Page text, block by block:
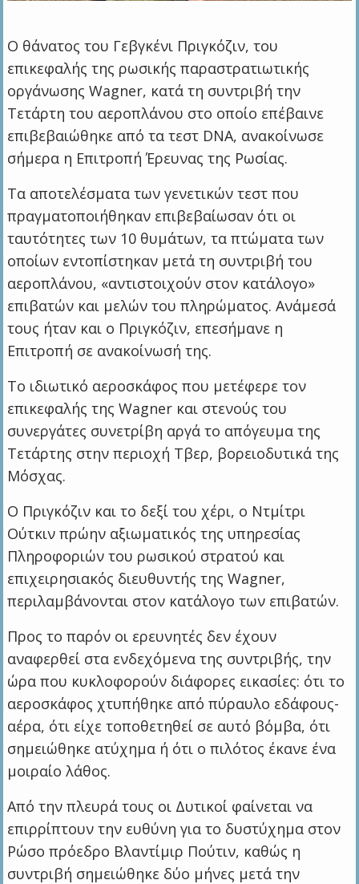
Ο θάνατος του Γεβγκένι Πριγκόζιν, του
επικεφαλής της ρωσικής παραστρατιωτικής
οργάνωσης Wagner, κατά τη συντριβή την
Τετάρτη του αεροπλάνου στο οποίο επέβαινε
επιβεβαιώθηκε από τα τεστ DNA, ανακοίνωσε
σήμερα η Επιτροπή Έρευνας της Ρωσίας.
Τα αποτελέσματα των γενετικών τεστ που
πραγματοποιήθηκαν επιβεβαίωσαν ότι οι
ταυτότητες των 10 θυμάτων, τα πτώματα των
οποίων εντοπίστηκαν μετά τη συντριβή του
αεροπλάνου, «αντιστοιχούν στον κατάλογο»
επιβατών και μελών του πληρώματος. Ανάμεσά
τους ήταν και ο Πριγκόζιν, επεσήμανε η
Επιτροπή σε ανακοίνωσή της.
Το ιδιωτικό αεροσκάφος που μετέφερε τον
επικεφαλής της Wagner και στενούς του
συνεργάτες συνετρίβη αργά το απόγευμα της
Τετάρτης στην περιοχή Τβερ, βορειοδυτικά της
Μόσχας.
Ο Πριγκόζιν και το δεξί του χέρι, ο Ντμίτρι
Ούτκιν πρώην αξιωματικός της υπηρεσίας
Πληροφοριών του ρωσικού στρατού και
επιχειρησιακός διευθυντής της Wagner,
περιλαμβάνονται στον κατάλογο των επιβατών.
Προς το παρόν οι ερευνητές δεν έχουν
αναφερθεί στα ενδεχόμενα της συντριβής, την
ώρα που κυκλοφορούν διάφορες εικασίες: ότι το
αεροσκάφος χτυπήθηκε από πύραυλο εδάφους-
αέρα, ότι είχε τοποθετηθεί σε αυτό βόμβα, ότι
σημειώθηκε ατύχημα ή ότι ο πιλότος έκανε ένα
μοιραίο λάθος.
Από την πλευρά τους οι Δυτικοί φαίνεται να
επιρρίπτουν την ευθύνη για το δυστύχημα στον
Ρώσο πρόεδρο Βλαντίμιρ Πούτιν, καθώς η
συντριβή σημειώθηκε δύο μήνες μετά την